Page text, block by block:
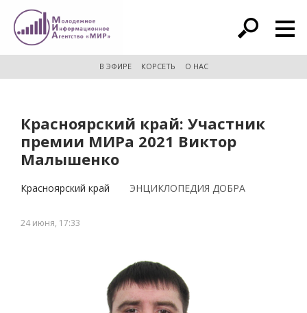
расширенный поиск
В ЭФИРЕ КОРСЕТЬ О НАС
Красноярский край: Участник
премии МИРа 2021 Виктор
Малышенко
Красноярский край ЭНЦИКЛОПЕДИЯ ДОБРА
24 июня, 17:33